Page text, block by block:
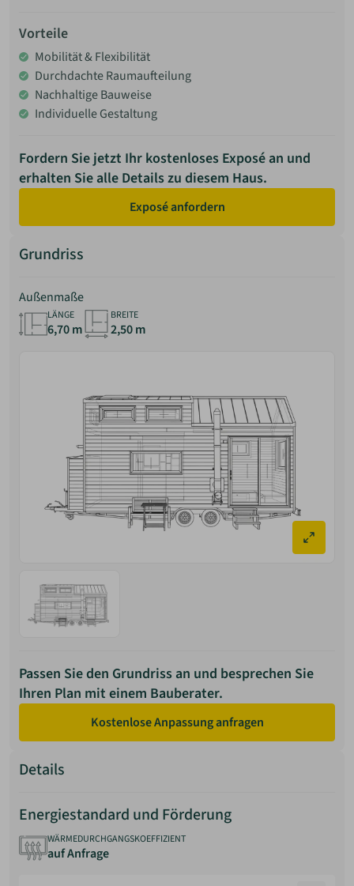
Vorteile
Mobilität & Flexibilität
Durchdachte Raumaufteilung
Nachhaltige Bauweise
Individuelle Gestaltung
Fordern Sie jetzt Ihr kostenloses Exposé an und
erhalten Sie alle Details zu diesem Haus.
Exposé anfordern
Grundriss
Außenmaße
LÄNGE
6,70 m
BREITE
2,50 m
Passen Sie den Grundriss an und besprechen Sie
Ihren Plan mit einem Bauberater.
Kostenlose Anpassung anfragen
Details
Energiestandard und Förderung
WÄRMEDURCHGANGSKOEFFIZIENT
auf Anfrage